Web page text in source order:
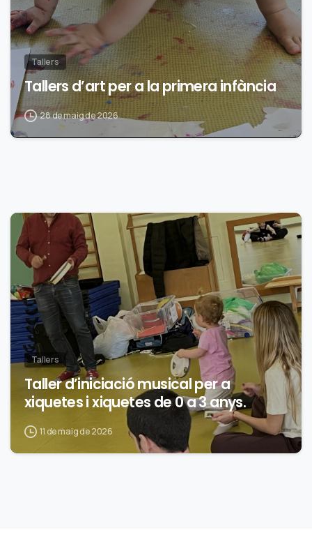
Tallers
Tallers d’art per a la primera infància
28 de maig de 2026
0
Tallers
Taller d’iniciació musical per a
xiquetes i xiquetes de 0 a 3 anys.
11 de maig de 2026